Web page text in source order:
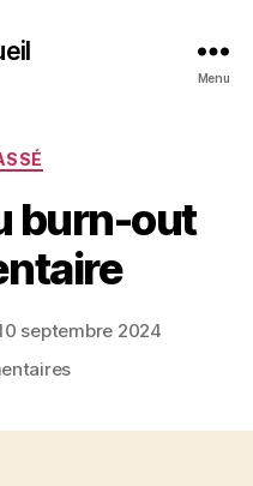
Menu
burn-out
septembre 2024
sur